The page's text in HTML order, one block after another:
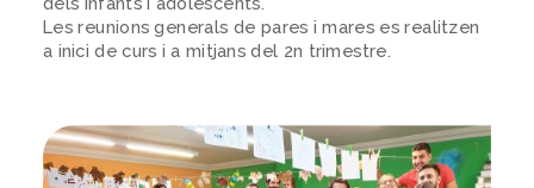
Les reunions generals de pares i mares es realitzen
a inici de curs i a mitjans del 2n trimestre.